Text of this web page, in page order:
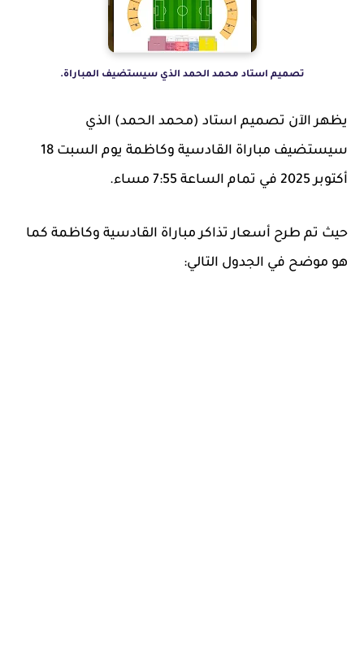
تصميم استاد محمد الحمد الذي سيستضيف المباراة.
يظهر الآن تصميم استاد (محمد الحمد) الذي
سيستضيف مباراة القادسية وكاظمة يوم السبت 18
أكتوبر 2025 في تمام الساعة 7:55 مساء.
حيث تم طرح أسعار تذاكر مباراة القادسية وكاظمة كما
هو موضح في الجدول التالي: